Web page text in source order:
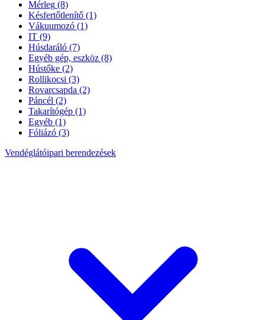
Mérleg (8)
Késfertőtlenítő (1)
Vákuumozó (1)
IT (9)
Húsdaráló (7)
Egyéb gép, eszköz (8)
Hústőke (2)
Rollikocsi (3)
Rovarcsapda (2)
Páncél (2)
Takarítógép (1)
Egyéb (1)
Fóliázó (3)
Vendéglátóipari berendezések